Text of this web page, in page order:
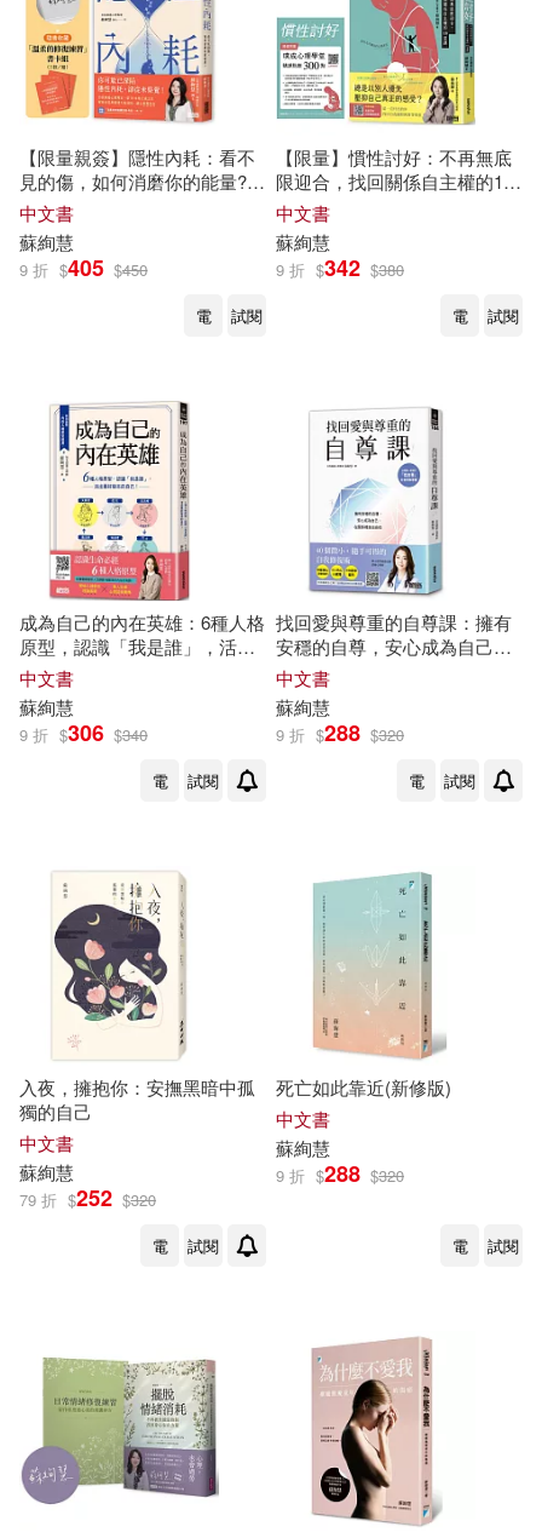
【限量親簽】隱性內耗：看不
見的傷，如何消磨你的能量?
(隨書收藏：「溫柔的修復練
習」書卡組)
中文書
蘇絢慧
9 折 $405 $450
電
試閱
【限量】慣性討好：不再無底
限迎合，找回關係自主權的18
堂課(附贈：璞成心理學堂購課
點數300點)
中文書
蘇絢慧
9 折 $342 $380
電
試閱
成為自己的內在英雄：6種人格
原型，認識「我是誰」，活出
最好版本的自己!
中文書
蘇絢慧
9 折 $306 $340
電
試閱
找回愛與尊重的自尊課：擁有
安穩的自尊，安心成為自己，
在關係裡自由自在
中文書
蘇絢慧
9 折 $288 $320
電
試閱
入夜，擁抱你：安撫黑暗中孤
獨的自己
中文書
蘇絢慧
79 折 $252 $320
電
試閱
死亡如此靠近(新修版)
中文書
蘇絢慧
9 折 $288 $320
電 試閱